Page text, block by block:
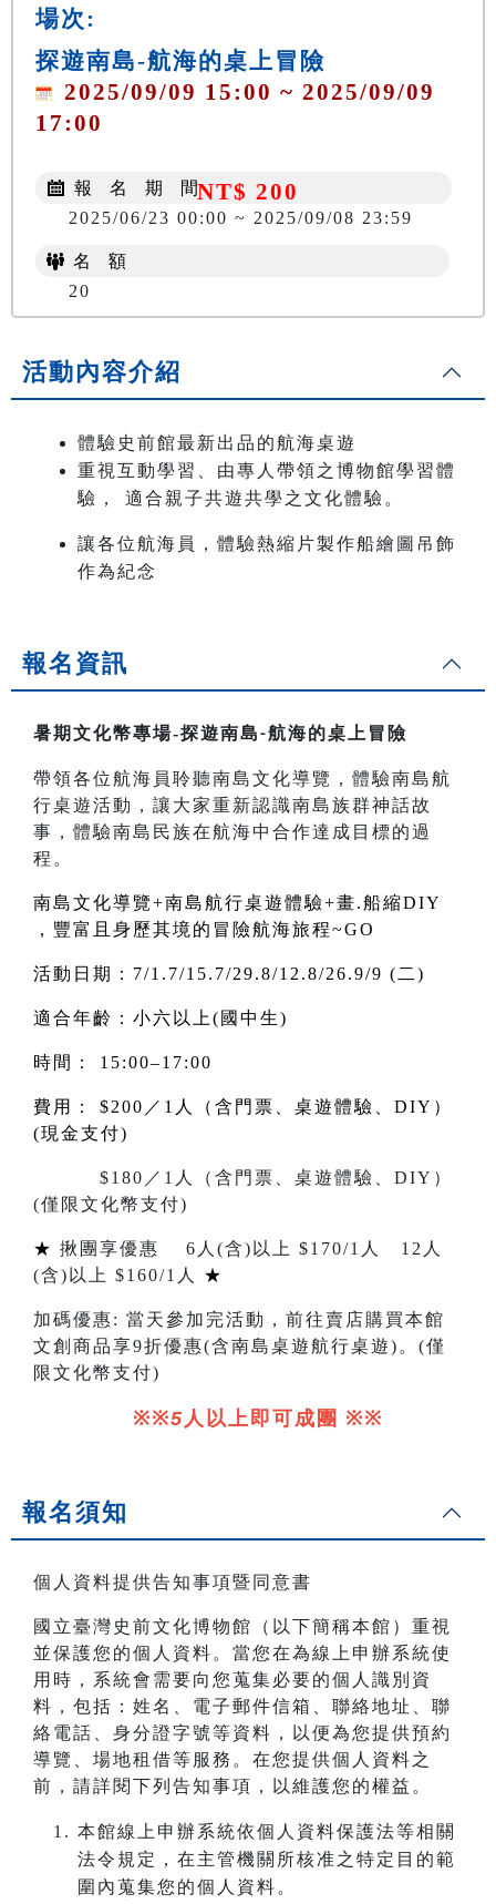
場次:
探遊南島-航海的桌上冒險
2025/09/09 15:00 ~ 2025/09/09
17:00
NT$ 200
報 名 期 間
2025/06/23 00:00 ~ 2025/09/08 23:59
名 額
20
活動內容介紹
體驗史前館最新出品的航海桌遊
重視互動學習、由專人帶領之博物館學習體
驗， 適合親子共遊共學之文化體驗。
讓各位航海員，體驗熱縮片製作船繪圖吊飾
作為紀念
報名資訊
暑期文化幣專場-探遊南島-航海的桌上冒險
帶領各位航海員聆聽南島文化導覽，體驗南島航
行桌遊活動，讓大家重新認識南島族群神話故
事，體驗南島民族在航海中合作達成目標的過
程。
南島文化導覽+南島航行桌遊體驗+畫.船縮DIY
，豐富且身歷其境的冒險航海旅程~GO
活動日期：7/1.7/15.7/29.8/12.8/26.9/9 (二)
適合年齡：小六以上(國中生)
時間： 15:00–17:00
費用： $200／1人（含門票、桌遊體驗、DIY）
(現金支付)
$180／1人（含門票、桌遊體驗、DIY）
(僅限文化幣支付)
★ 揪團享優惠 6 人 (含) 以上 $170/1 人 12 人
(含) 以上 $160/1 人 ★
加碼優惠: 當天參加完活動，前往賣店購買本館
文創商品享9折優惠(含南島桌遊航行桌遊)。 (僅
限文化幣支付)
※※5人以上即可成團 ※※
報名須知
個人資料提供告知事項暨同意書
國立臺灣史前文化博物館（以下簡稱本館）重視
並保護您的個人資料。當您在為線上申辦系統使
用時，系統會需要向您蒐集必要的個人識別資
料，包括：姓名、電子郵件信箱、聯絡地址、聯
絡電話、身分證字號等資料，以便為您提供預約
導覽、場地租借等服務。在您提供個人資料之
前，請詳閱下列告知事項，以維護您的權益。
本館線上申辦系統依個人資料保護法等相關
法令規定，在主管機關所核准之特定目的範
圍內蒐集您的個人資料。